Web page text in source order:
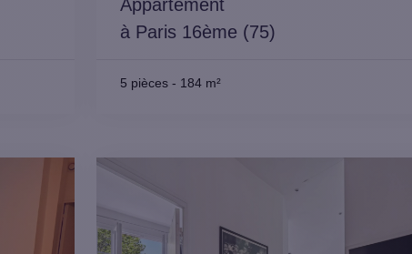
Appartement
à Paris 16ème (75)
5 pièces - 184 m²